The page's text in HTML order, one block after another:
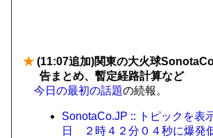
★ (11:07追加)関東の大火球
告まとめ、暫定経路計算など
今日の最初の話題の続報。
SonotaCo.JP :: トピックを表
日 ２時４２分０４秒に爆発